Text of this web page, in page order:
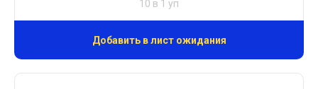
10 в 1 уп
Добавить в лист ожидания